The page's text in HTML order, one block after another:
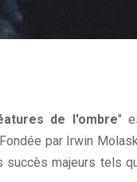
de l'ombre"
par Irwin
succès majeurs tels